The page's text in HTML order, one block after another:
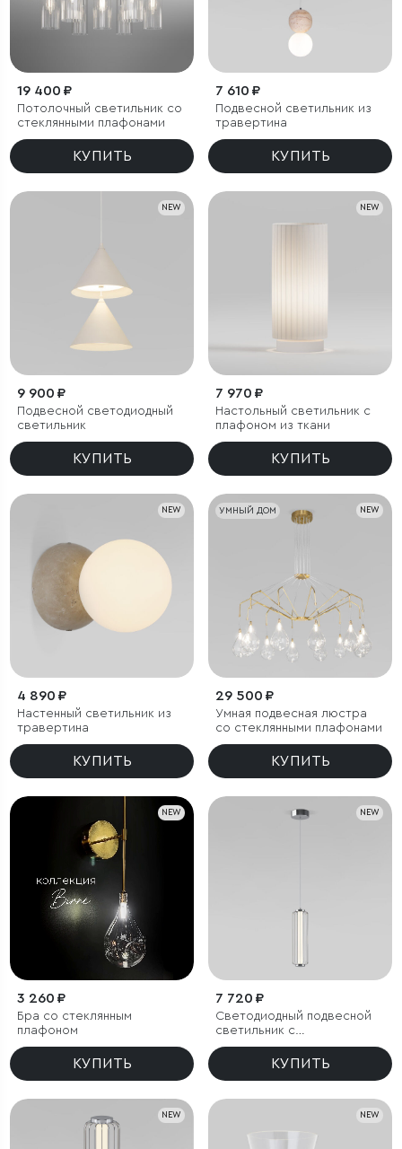
19 400 ₽
Потолочный светильник со
стеклянными плафонами
КУПИТЬ
7 610 ₽
Подвесной светильник из
травертина
КУПИТЬ
NEW
9 900 ₽
Подвесной светодиодный
светильник
КУПИТЬ
NEW
7 970 ₽
Настольный светильник с
плафоном из ткани
КУПИТЬ
NEW
4 890 ₽
Настенный светильник из
травертина
КУПИТЬ
УМНЫЙ ДОМ NEW
29 500 ₽
Умная подвесная люстра
со стеклянными плафонами
КУПИТЬ
NEW
3 260 ₽
Бра со стеклянным
плафоном
КУПИТЬ
NEW
7 720 ₽
Светодиодный подвесной
светильник с
регулировкой высоты
КУПИТЬ
NEW NEW